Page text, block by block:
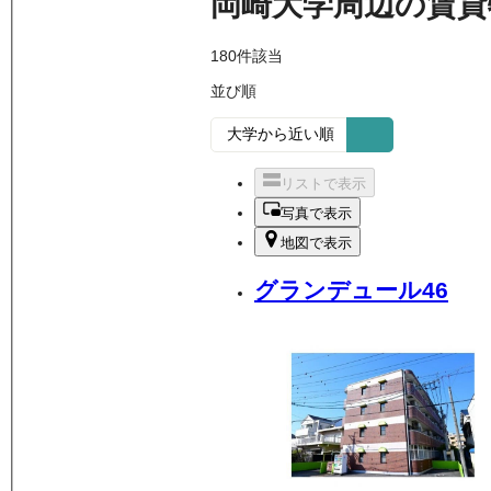
180件該当
並び順
リストで表示
写真で表示
地図で表示
グランデュール46